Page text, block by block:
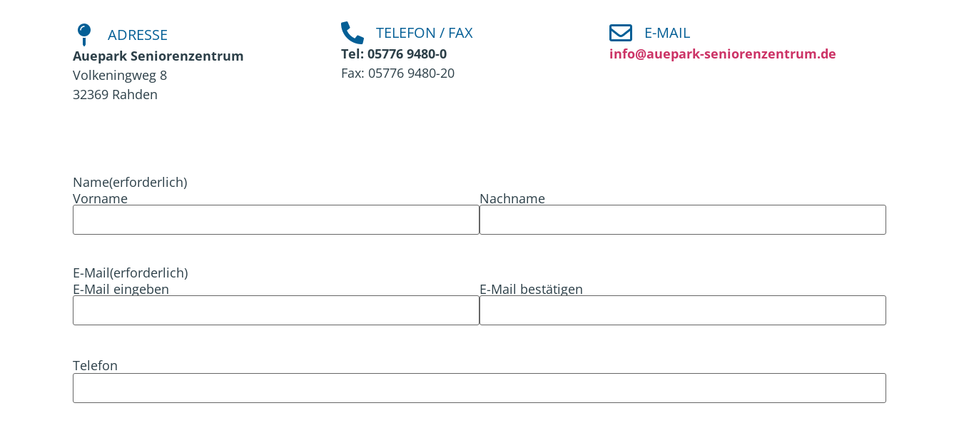
ADRESSE
Auepark Seniorenzentrum
Volkeningweg 8
32369 Rahden
TELEFON / FAX
Tel: 05776 9480‑0
Fax: 05776 9480-20
E-MAIL
info@auepark-seniorenzentrum.de
Name(erforderlich)
Vorname
Nachname
E-Mail(erforderlich)
E-Mail eingeben
E-Mail bestätigen
Telefon